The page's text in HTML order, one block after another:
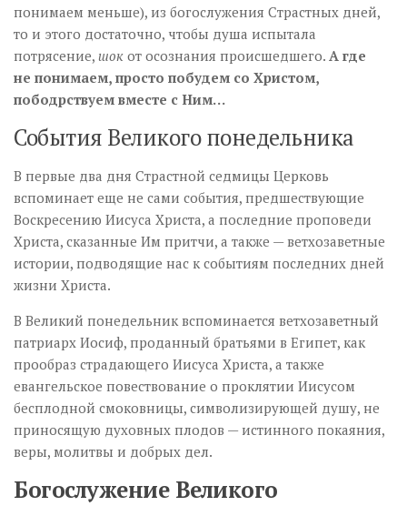
понимаем меньше), из богослужения Страстных дней,
то и этого достаточно, чтобы душа испытала
потрясение, шок от осознания происшедшего. А где
не понимаем, просто побудем со Христом,
пободрствуем вместе с Ним…
События Великого понедельника
В первые два дня Страстной седмицы Церковь
вспоминает еще не сами события, предшествующие
Воскресению Иисуса Христа, а последние проповеди
Христа, сказанные Им притчи, а также — ветхозаветные
истории, подводящие нас к событиям последних дней
жизни Христа.
В Великий понедельник вспоминается ветхозаветный
патриарх Иосиф, проданный братьями в Египет, как
прообраз страдающего Иисуса Христа, а также
евангельское повествование о проклятии Иисусом
бесплодной смоковницы, символизирующей душу, не
приносящую духовных плодов — истинного покаяния,
веры, молитвы и добрых дел.
Богослужение Великого